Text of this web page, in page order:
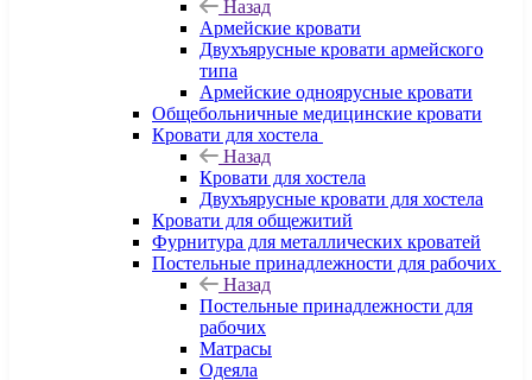
Назад
Армейские кровати
Двухъярусные кровати армейского
типа
Армейские одноярусные кровати
Общебольничные медицинские кровати
Кровати для хостела
Назад
Кровати для хостела
Двухъярусные кровати для хостела
Кровати для общежитий
Фурнитура для металлических кроватей
Постельные принадлежности для рабочих
Назад
Постельные принадлежности для
рабочих
Матрасы
Одеяла